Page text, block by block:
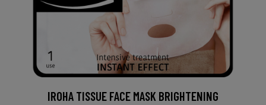
IROHA TISSUE FACE MASK BRIGHTENING